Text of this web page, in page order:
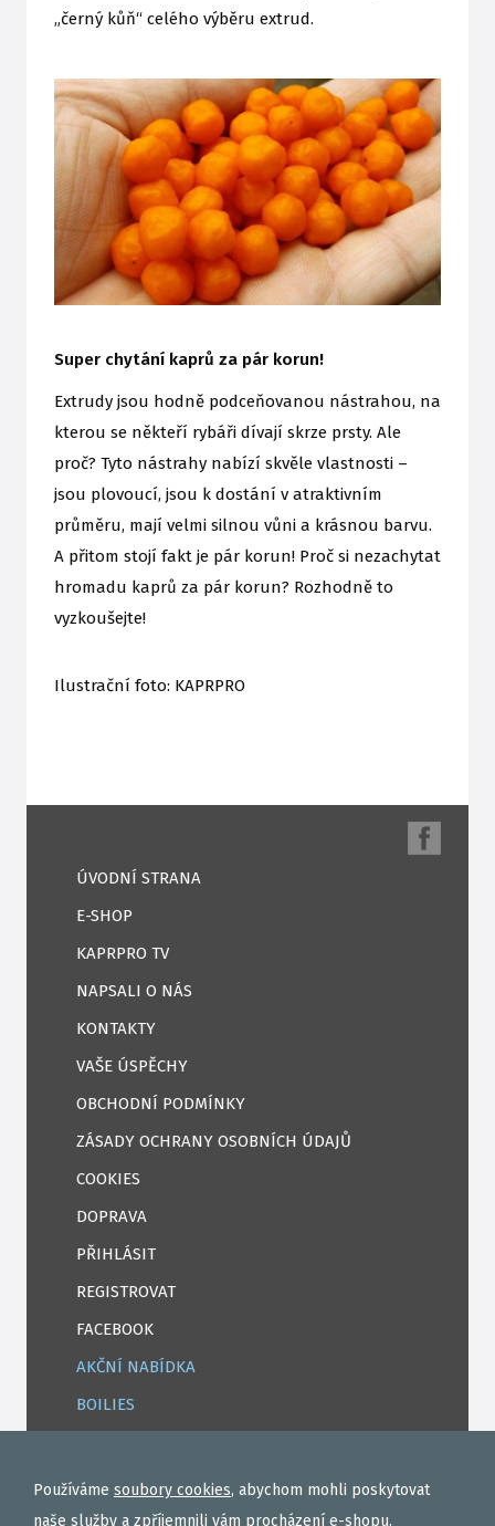
„černý kůň“ celého výběru extrud.
Super chytání kaprů za pár korun!
Extrudy jsou hodně podceňovanou nástrahou, na
kterou se někteří rybáři dívají skrze prsty. Ale
proč? Tyto nástrahy nabízí skvěle vlastnosti –
jsou plovoucí, jsou k dostání v atraktivním
průměru, mají velmi silnou vůni a krásnou barvu.
A přitom stojí fakt je pár korun! Proč si nezachytat
hromadu kaprů za pár korun? Rozhodně to
vyzkoušejte!
Ilustrační foto: KAPRPRO
ÚVODNÍ STRANA
E-SHOP
KAPRPRO TV
NAPSALI O NÁS
KONTAKTY
VAŠE ÚSPĚCHY
OBCHODNÍ PODMÍNKY
ZÁSADY OCHRANY OSOBNÍCH ÚDAJŮ
COOKIES
DOPRAVA
PŘIHLÁSIT
REGISTROVAT
FACEBOOK
AKČNÍ NABÍDKA
BOILIES
TEKUTÉ
OBALOVAČKY
Používáme soubory cookies, abychom mohli poskytovat
naše služby a zpříjemnili vám procházení e-shopu.